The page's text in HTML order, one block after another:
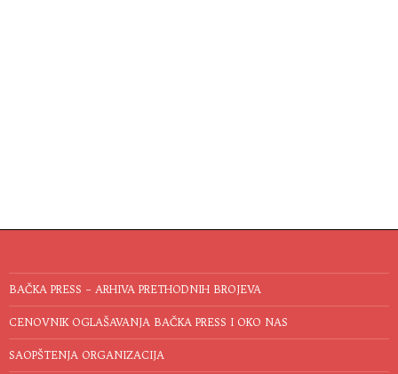
BAČKA PRESS – ARHIVA PRETHODNIH BROJEVA
CENOVNIK OGLAŠAVANJA BAČKA PRESS I OKO NAS
SAOPŠTENJA ORGANIZACIJA